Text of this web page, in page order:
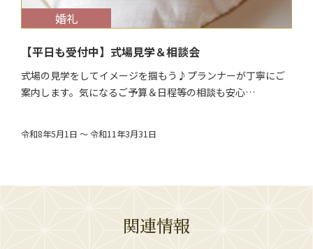
$target_date
婚礼
【平日も受付中】式場見学＆相談会
式場の見学をしてイメージを掴もう♪プランナーが丁寧にご
案内します。気になるご予算＆日程等の相談も安心…
令和8年5月1日 ～ 令和11年3月31日
関連情報